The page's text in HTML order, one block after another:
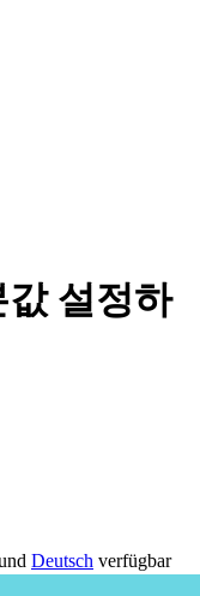
설정하
Deutsch verfügbar